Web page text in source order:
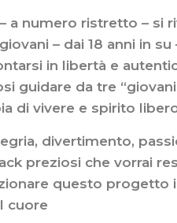
a numero ristretto – si
– dai 18 anni in su
in libertà e
guidare da tre
di vivere e spirito
divertimento,
preziosi che vorrai
questo progetto
cuore